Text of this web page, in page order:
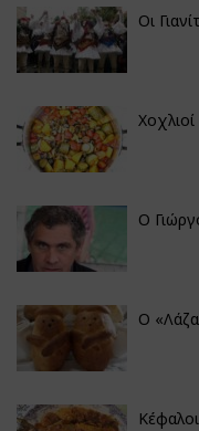
Οι
Ο
Ο